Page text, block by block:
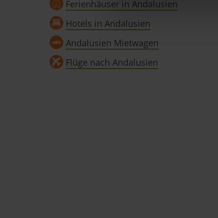
andalusien360.de
Einige von ihnen sind
und wirtschaftlich zu
Schaltfläche »Akzeptieren«
alle vorausgewählten, bzw.
auch nachträglich jederzeit
»Cookies«, »Marketing«
Ferienhäuser in Andalusien
Hotels in Andalusien
Andalusien Mietwagen
Flüge nach Andalusien